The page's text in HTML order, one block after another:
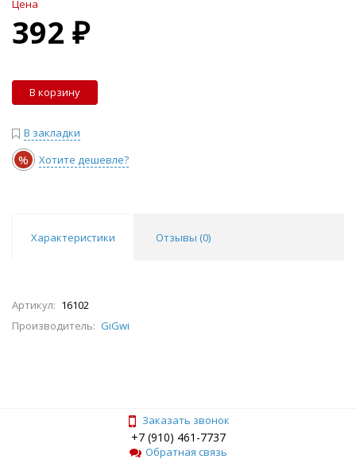
Цена
392 ₽
В корзину
В закладки
% Хотите дешевле?
Характеристики Отзывы (0)
Артикул: 16102
Производитель: GiGwi
Заказать звонок
+7 (910) 461-7737
Обратная связь